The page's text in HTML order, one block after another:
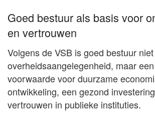
Goed bestuur als basis voor
en vertrouwen
Volgens de VSB is goed bestuur
overheidsaangelegenheid, maar
voorwaarde voor duurzame
ontwikkeling, een gezond
vertrouwen in publieke instituties.